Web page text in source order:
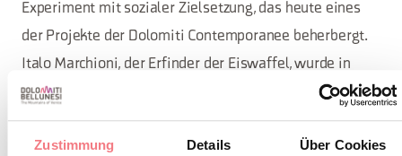
Zustimmung Details Über Cookies
Experiment mit sozialer Zielsetzung, das heute eines
der Projekte der Dolomiti Contemporanee beherbergt.
Italo Marchioni, der Erfinder der Eiswaffel, wurde in
Vodo di Cadore geboren. Nur wenige Minuten vom
Bahnhof Calalzo entfernt finden Sie die Laghetti di
Lagole, diese Seen sind ein kleines Naturjuwel. Hier